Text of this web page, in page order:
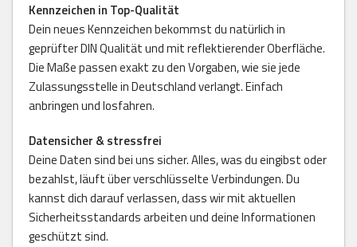
Kennzeichen in Top-Qualität
Dein neues Kennzeichen bekommst du natürlich in
geprüfter DIN Qualität und mit reflektierender Oberfläche.
Die Maße passen exakt zu den Vorgaben, wie sie jede
Zulassungsstelle in Deutschland verlangt. Einfach
anbringen und losfahren.
Datensicher & stressfrei
Deine Daten sind bei uns sicher. Alles, was du eingibst oder
bezahlst, läuft über verschlüsselte Verbindungen. Du
kannst dich darauf verlassen, dass wir mit aktuellen
Sicherheitsstandards arbeiten und deine Informationen
geschützt sind.